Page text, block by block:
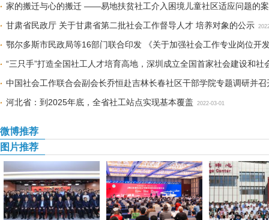
家的搬迁与心的搬迁 ——易地扶贫社工介入困境儿童社区适应问题的
甘肃省民政厅 关于甘肃省第二批社会工作督导人才 培养对象的公示
鄂尔多斯市民政局等16部门联合印发 《关于加强社会工作专业岗位开
2022-03-04
“三只手”打造全国社工人才培育高地，深圳成立全国首家社会建设和社
中国社会工作联合会副会长乔恒赴吉林长春社区干部学院专题调研并召
河北省：到2025年底，全省社工站点实现基本覆盖
2022-03-01
微博推荐
图片推荐